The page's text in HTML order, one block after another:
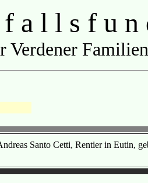
a l l s f u n
Verdener
Santo Cetti, Rentier in Eutin,